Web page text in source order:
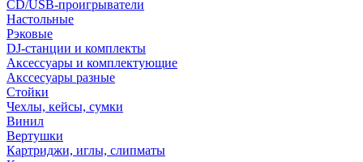
CD/USB-проигрыватели
Настольные
Рэковые
DJ-станции и комплекты
Аксессуары и комплектующие
Акссесуары разные
Стойки
Чехлы, кейсы, сумки
Винил
Вертушки
Картриджи, иглы, слипматы